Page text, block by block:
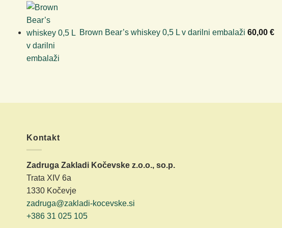
Brown Bear’s whiskey 0,5 L v darilni embalaži 60,00 €
Kontakt
Zadruga Zakladi Kočevske z.o.o., so.p.
Trata XIV 6a
1330 Kočevje
zadruga@zakladi-kocevske.si
+386 31 025 105